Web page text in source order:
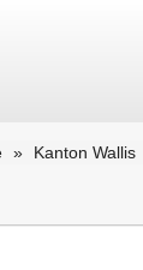
Kanton Wallis